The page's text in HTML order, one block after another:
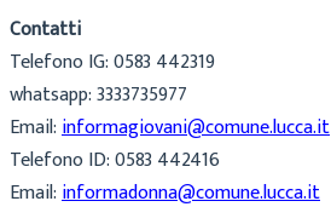
Contatti
Telefono IG: 0583 442319
whatsapp: 3333735977
Email:informagiovani@comune.lucca.it
Telefono ID: 0583 442416
Email:informadonna@comune.lucca.it